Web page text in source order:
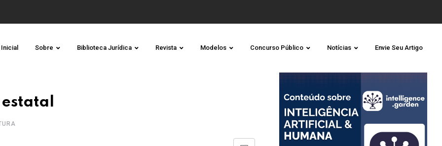
Sobre Biblioteca Jurídica Revista Modelos Concurso Público Notícias Envie Seu Artigo